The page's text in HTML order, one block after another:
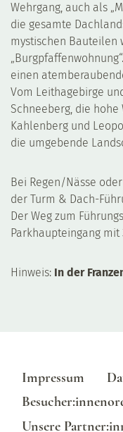
Wehrgang, auch als
die gesamte
mystischen Bauteilen
einen
Vom Leithagebirge
Schneeberg, die hohe
Kahlenberg und
die umgebende
Bei Regen/Nässe
der Turm & Dach-
Der Weg zum
Parkhaupteingang
Hinweis: In der
Impressum
Unsere